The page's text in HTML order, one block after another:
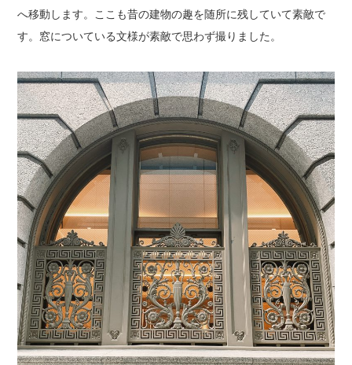
へ移動します。ここも昔の建物の趣を随所に残していて素敵で
す。窓についている文様が素敵で思わず撮りました。